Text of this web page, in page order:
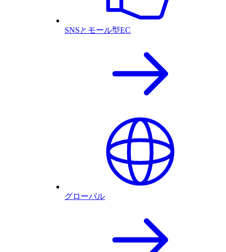
SNSとモール型EC
グローバル